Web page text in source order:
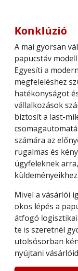
Konklúzió
A mai gyorsan
papucstáv
Egyesíti a
megfeleléshez
hatékonyságot
vállalkozások
biztosít a last-
számára az
rugalmas és
ügyfeleknek
küldeményeikhez.
Mivel a vásárlói
okos lépés a
átfogó
te is szeretnél
utolsósorban
nyújtani